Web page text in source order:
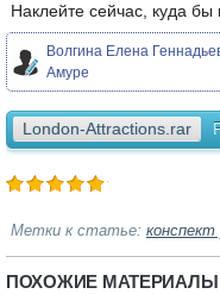
Наклейте сейчас, куда бы
Волгина Елена
Амуре
London-Attractions.rar
Метки к статье: конспект
ПОХОЖИЕ МАТЕРИАЛЫ